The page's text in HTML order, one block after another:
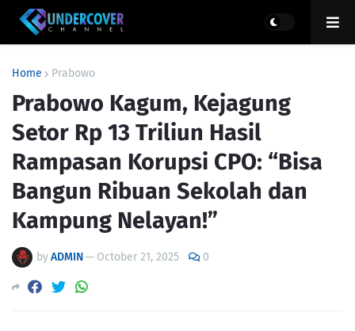
Home Prabowo
Prabowo Kagum, Kejagung
Setor Rp 13 Triliun Hasil
Rampasan Korupsi CPO: “Bisa
Bangun Ribuan Sekolah dan
Kampung Nelayan!”
byADMIN— October 21, 2025 0